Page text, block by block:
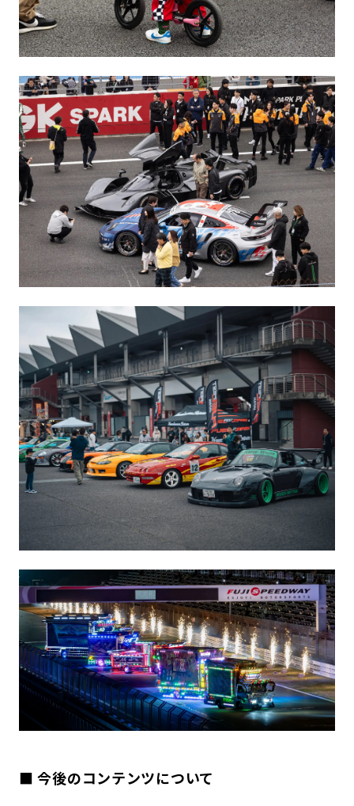
■ 今後のコンテンツについて